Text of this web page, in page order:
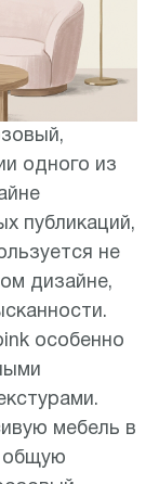
одного из
публикаций,
не
дизайне,
особенно
мебель в
общую